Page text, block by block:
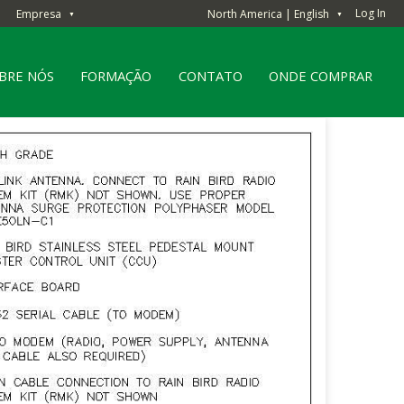
Empresa ▼ North America | English ▼ Log In
NÓS FORMAÇÃO CONTATO ONDE COMPRAR